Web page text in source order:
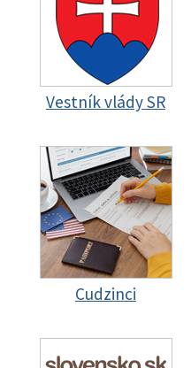
Vestník vlády SR
Cudzinci